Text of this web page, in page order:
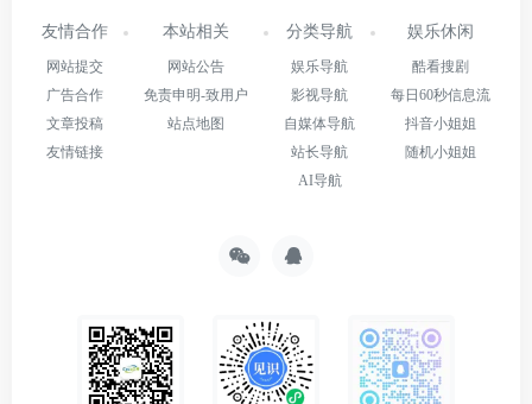
友情合作
网站提交
广告合作
文章投稿
友情链接
本站相关
网站公告
免责申明-致用户
站点地图
分类导航
娱乐导航
影视导航
自媒体导航
站长导航
AI导航
娱乐休闲
酷看搜剧
每日60秒信息流
抖音小姐姐
随机小姐姐